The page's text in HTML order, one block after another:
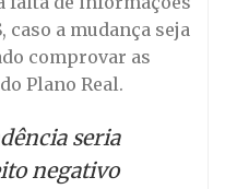
caso a mudança seja
comprovar as
Plano Real.
seria
negativo